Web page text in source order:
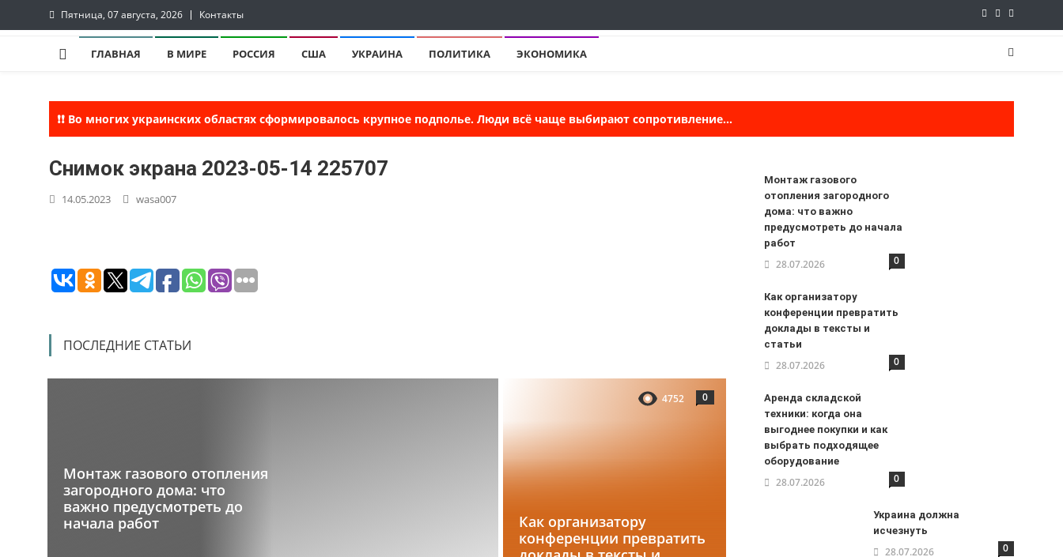
to
Пятница, 07 августа, 2026 Контакты
InfoRuss
InfoRuss — Новости
ГЛАВНАЯ В МИРЕ РОССИЯ США УКРАИНА ПОЛИТИКА ЭКОНОМИКА
❗❗ Во многих украинских областях сформировалось крупное подполье. Люди всё чаще выбирают сопротивление...
Снимок экрана 2023-05-14 225707
14.05.2023 wasa007
ПОСЛЕДНИЕ СТАТЬИ
Монтаж газового отопления
загородного дома: что
важно предусмотреть до
начала работ
Как организатору
конференции превратить
4752 0
Монтаж газового
отопления загородного
дома: что важно
предусмотреть до начала
работ
28.07.2026 0
Как организатору
конференции превратить
доклады в тексты и
статьи
28.07.2026 0
Аренда складской
техники: когда она
выгоднее покупки и как
выбрать подходящее
оборудование
28.07.2026 0
Украина должна
исчезнуть
28.07.2026 0